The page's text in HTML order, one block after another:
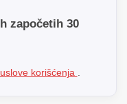
započetih 30
uslove korišćenja